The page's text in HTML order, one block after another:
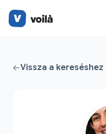
Vissza a kereséshez